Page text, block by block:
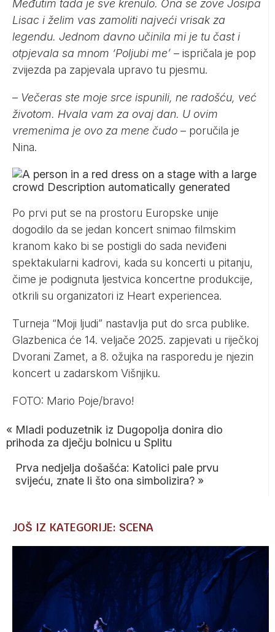
Međutim tada je sve krenulo. Ona se zove Josipa
Lisac i želim vas zamoliti najveći vrisak za
legendu. Jednom davno učinila mi je tu čast i
otpjevala sa mnom ‘Poljubi me’ – ispričala je pop
zvijezda pa zapjevala upravo tu pjesmu.
– Večeras ste moje srce ispunili, ne radošću, već
životom. Hvala vam za ovaj dan. U ovim
vremenima je ovo za mene čudo – poručila je
Nina.
Po prvi put se na prostoru Europske unije
dogodilo da se jedan koncert snimao filmskim
kranom kako bi se postigli do sada neviđeni
spektakularni kadrovi, kada su koncerti u pitanju,
čime je podignuta ljestvica koncertne produkcije,
otkrili su organizatori iz Heart experiencea.
Turneja “Moji ljudi” nastavlja put do srca publike.
Glazbenica će 14. veljače 2025. zapjevati u riječkoj
Dvorani Zamet, a 8. ožujka na rasporedu je njezin
koncert u zadarskom Višnjiku.
FOTO: Mario Poje/bravo!
« Mladi poduzetnik iz Dugopolja donira dio
prihoda za dječju bolnicu u Splitu
Prva nedjelja došašća: Katolici pale prvu
svijeću, znate li što ona simbolizira? »
JOŠ IZ KATEGORIJE: SCENA